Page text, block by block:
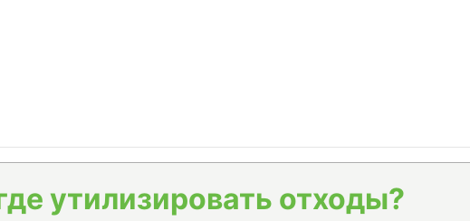
утилизировать отходы?